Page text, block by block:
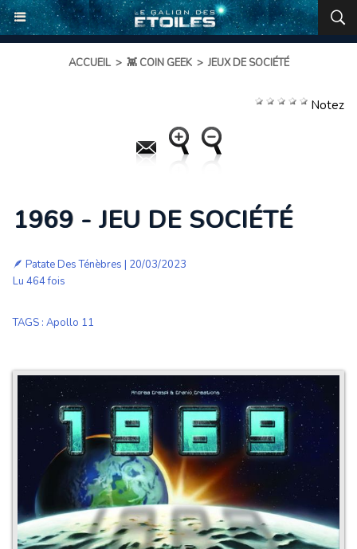
ACCUEIL > 👾 COIN GEEK > JEUX DE SOCIÉTÉ
Notez
1969 - JEU DE SOCIÉTÉ
🪶 Patate Des Ténèbres | 20/03/2023
Lu 464 fois
TAGS : Apollo 11